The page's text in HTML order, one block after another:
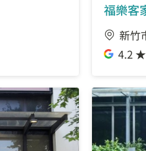
福樂客
新竹
4.2